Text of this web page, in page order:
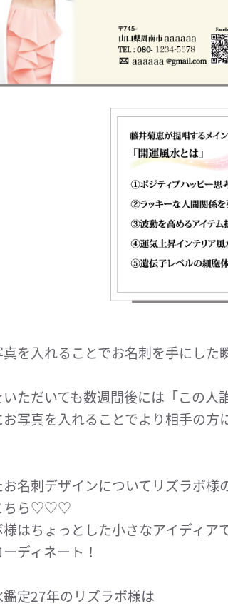
を入れることでお名刺を手にした
ただいても数週間後には「この人
写真を入れることでより相手の
名刺デザインについてリズラボ様
ちら♡♡♡
様はちょっとした小さなアイディ
ディネート！
定27年のリズラボ様は